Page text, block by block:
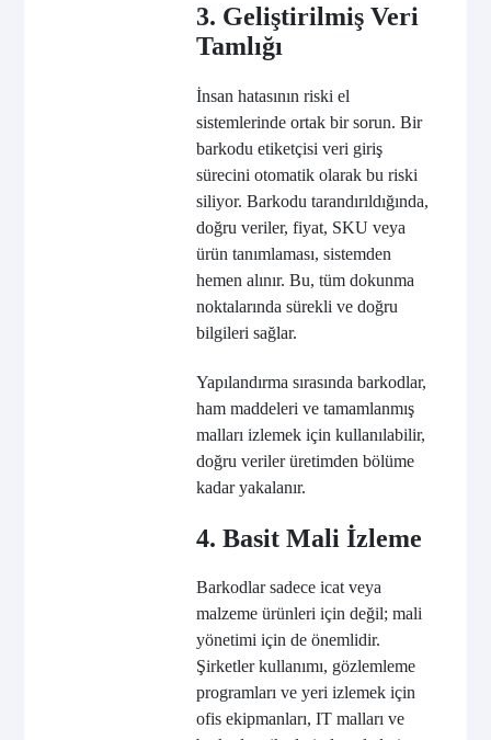
3. Geliştirilmiş Veri
Tamlığı
İnsan hatasının riski el
sistemlerinde ortak bir sorun. Bir
barkodu etiketçisi veri giriş
sürecini otomatik olarak bu riski
siliyor. Barkodu tarandırıldığında,
doğru veriler, fiyat, SKU veya
ürün tanımlaması, sistemden
hemen alınır. Bu, tüm dokunma
noktalarında sürekli ve doğru
bilgileri sağlar.
Yapılandırma sırasında barkodlar,
ham maddeleri ve tamamlanmış
malları izlemek için kullanılabilir,
doğru veriler üretimden bölüme
kadar yakalanır.
4. Basit Mali İzleme
Barkodlar sadece icat veya
malzeme ürünleri için değil; mali
yönetimi için de önemlidir.
Şirketler kullanımı, gözlemleme
programları ve yeri izlemek için
ofis ekipmanları, IT malları ve